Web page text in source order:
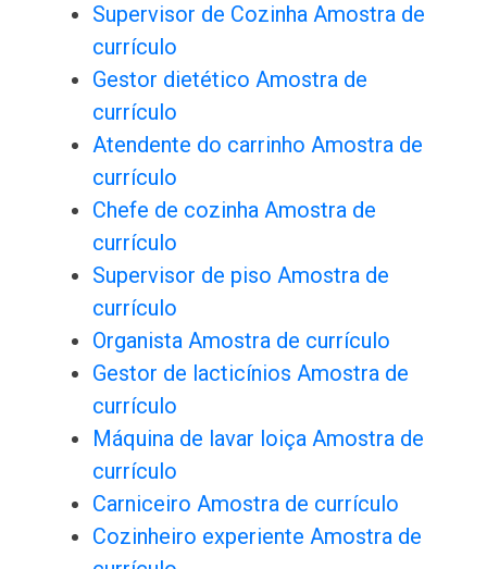
Supervisor de Cozinha Amostra de
currículo
Gestor dietético Amostra de
currículo
Atendente do carrinho Amostra de
currículo
Chefe de cozinha Amostra de
currículo
Supervisor de piso Amostra de
currículo
Organista Amostra de currículo
Gestor de lacticínios Amostra de
currículo
Máquina de lavar loiça Amostra de
currículo
Carniceiro Amostra de currículo
Cozinheiro experiente Amostra de